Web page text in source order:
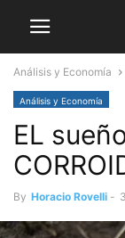
Análisis y Economía
Análisis y Economía
EL
By Horacio Rovelli -